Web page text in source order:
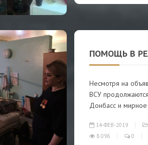
ПОМОЩЬ В
Несмотря на
ВСУ
Донбасс и мирное
14-ФЕВ-2019
8 096
0